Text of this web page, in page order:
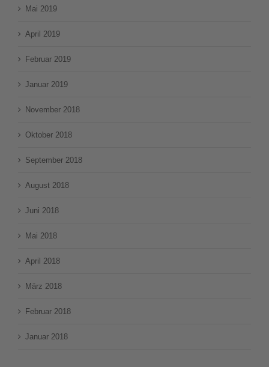
Mai 2019
April 2019
Februar 2019
Januar 2019
November 2018
Oktober 2018
September 2018
August 2018
Juni 2018
Mai 2018
April 2018
März 2018
Februar 2018
Januar 2018